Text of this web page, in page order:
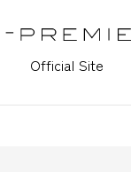
Official Site